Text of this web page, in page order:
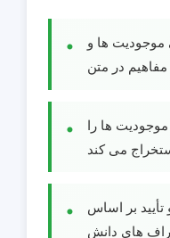
موجودیت ها و
مفاهیم در متن
ها را
می کند
تأیید بر اساس
های دانش